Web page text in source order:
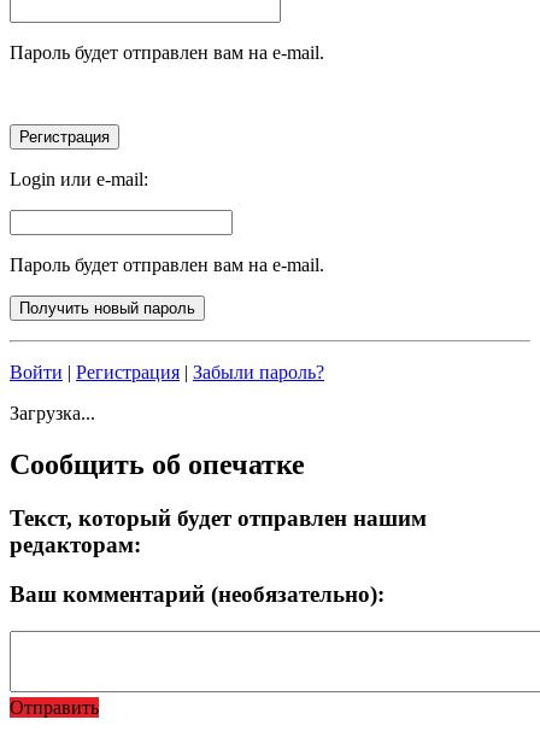
Пароль будет отправлен вам на e-mail.
Login или e-mail:
Пароль будет отправлен вам на e-mail.
Войти Регистрация
Забыли пароль?
Загрузка...
Сообщить об опечатке
Текст, который будет отправлен нашим
редакторам:
Ваш комментарий (необязательно):
Отправить